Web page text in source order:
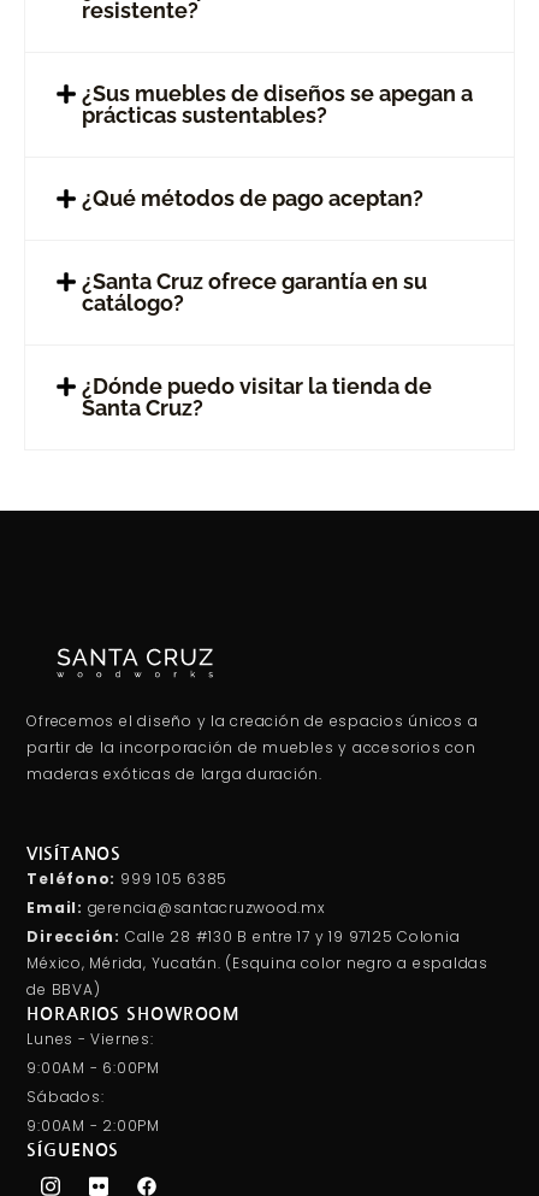
resistente?
¿Sus muebles de diseños se apegan a
prácticas sustentables?
¿Qué métodos de pago aceptan?
¿Santa Cruz ofrece garantía en su
catálogo?
¿Dónde puedo visitar la tienda de
Santa Cruz?
Ofrecemos el diseño y la creación de espacios únicos a
partir de la incorporación de muebles y accesorios con
maderas exóticas de larga duración.
VISÍTANOS
Teléfono: 999 105 6385
Email: gerencia@santacruzwood.mx
Dirección: Calle 28 #130 B entre 17 y 19 97125 Colonia
México, Mérida, Yucatán. (Esquina color negro a espaldas
de BBVA)
HORARIOS SHOWROOM
Lunes - Viernes:
9:00AM - 6:00PM
Sábados:
9:00AM - 2:00PM
SÍGUENOS